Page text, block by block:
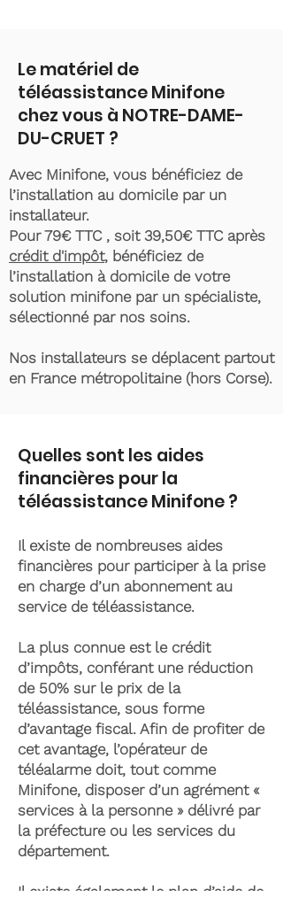
Le matériel de
téléassistance Minifone
chez vous à NOTRE-DAME-
DU-CRUET ?
Avec Minifone, vous bénéficiez de
l’installation au domicile par un
installateur.
Pour 79€ TTC , soit 39,50€ TTC après
crédit d'impôt, bénéficiez de
l’installation à domicile de votre
solution minifone par un spécialiste,
sélectionné par nos soins.
Nos installateurs se déplacent partout
en France métropolitaine (hors Corse).
Quelles sont les aides
financières pour la
téléassistance Minifone ?
Il existe de nombreuses aides
financières pour participer à la prise
en charge d’un abonnement au
service de téléassistance.
La plus connue est le crédit
d’impôts, conférant une réduction
de 50% sur le prix de la
téléassistance, sous forme
d’avantage fiscal. Afin de profiter de
cet avantage, l’opérateur de
téléalarme doit, tout comme
Minifone, disposer d’un agrément «
services à la personne » délivré par
la préfecture ou les services du
département.
Il existe également le plan d’aide de